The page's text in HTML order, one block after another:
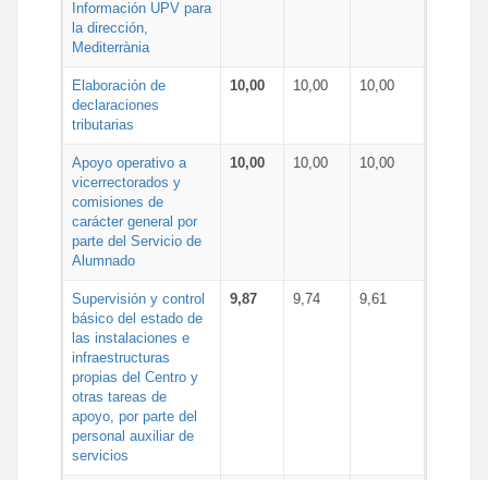
Información UPV para
la dirección,
Mediterrània
Elaboración de
declaraciones
tributarias
10,00 10,00 10,00
Apoyo operativo a
vicerrectorados y
comisiones de
carácter general por
parte del Servicio de
Alumnado
10,00 10,00 10,00
Supervisión y control
básico del estado de
las instalaciones e
infraestructuras
propias del Centro y
otras tareas de
apoyo, por parte del
personal auxiliar de
servicios
9,87 9,74 9,61